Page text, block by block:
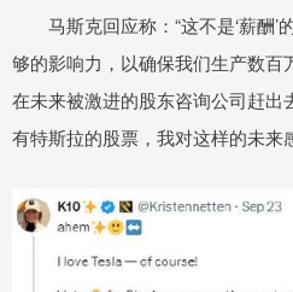
马斯克回应称：“这不是‘薪酬’
够的影响力，以确保我们生产数
在未来被激进的股东咨询公司赶
有特斯拉的股票，我对这样的未来